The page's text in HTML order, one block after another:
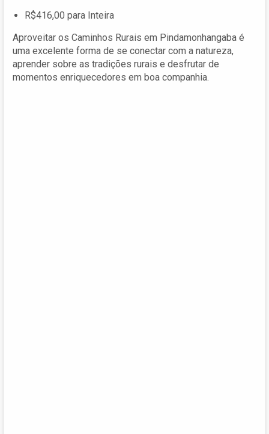
R$416,00 para Inteira
Aproveitar os Caminhos Rurais em Pindamonhangaba é
uma excelente forma de se conectar com a natureza,
aprender sobre as tradições rurais e desfrutar de
momentos enriquecedores em boa companhia.